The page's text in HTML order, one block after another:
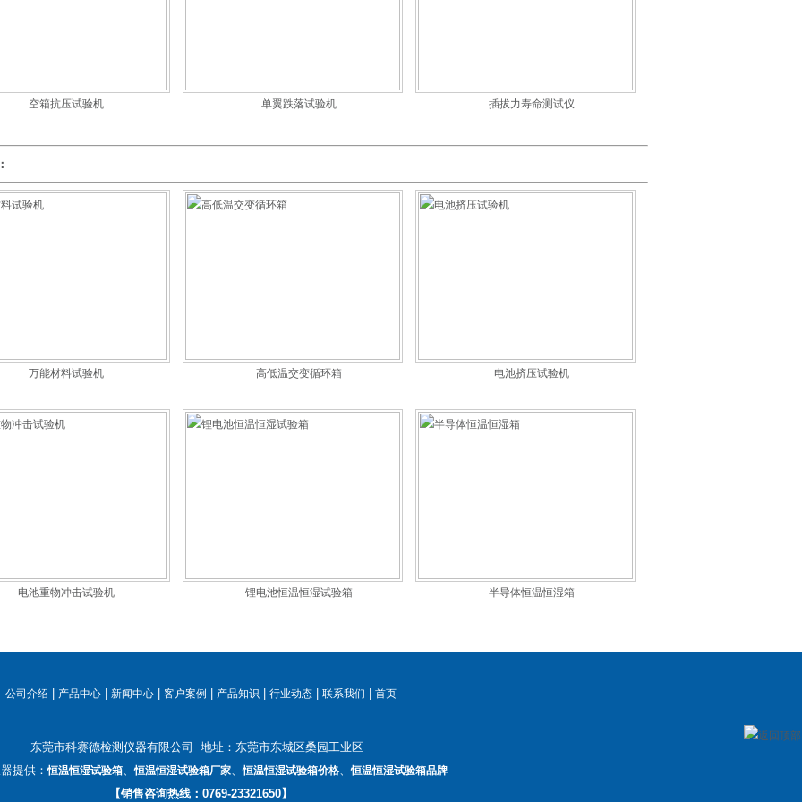
空箱抗压试验机 单翼跌落试验机 插拔力寿命测试仪
万能材料试验机 高低温交变循环箱 电池挤压试验机
电池重物冲击试验机 锂电池恒温恒湿试验箱 半导体恒温恒湿箱
公司介绍 | 产品中心| 新闻中心| 客户案例 | 产品知识 | 行业动态| 联系我们 | 首页
东莞市科赛德检测仪器有限公司 地址：东莞市东城区桑园工业区
提供：恒温恒湿试验箱、恒温恒湿试验箱厂家、恒温恒湿试验箱价格、恒温恒湿试验箱品牌
【销售咨询热线：0769-23321650】